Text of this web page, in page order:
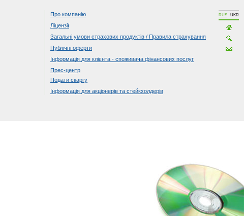
Про компанію
Ліцензії
Загальні умови страхових продуктів / Правила страхування
Публічні оферти
Інформація для клієнта - споживача фінансових послуг
Прес-центр
Подати скаргу
Інформація для акціонерів та стейкхолдерів
RUS UKR